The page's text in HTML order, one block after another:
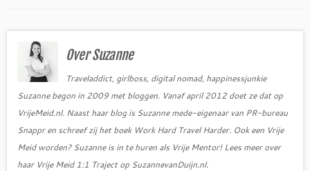
o e
r
Over Suzanne
Traveladdict, girlboss, digital nomad, happinessjunkie
Suzanne begon in 2009 met bloggen. Vanaf april 2012 doet ze dat op
VrijeMeid.nl. Naast haar blog is Suzanne mede-eigenaar van PR-bureau
Snappr en schreef zij het boek Work Hard Travel Harder. Ook een Vrije
Meid worden? Suzanne is in te huren als Vrije Mentor! Lees meer over
haar Vrije Meid 1:1 Traject op SuzannevanDuijn.nl.